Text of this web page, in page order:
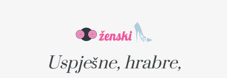
Uspješne, hrabre,